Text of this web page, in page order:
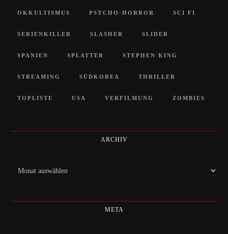
OKKULTISMUS PSYCHO-HORROR SCI FI
SERIENKILLER SLASHER SLIDER
SPANIEN SPLATTER STEPHEN KING
STREAMING SÜDKOREA THRILLER
TOPLISTE USA VERFILMUNG ZOMBIES
ARCHIV
Archiv
META